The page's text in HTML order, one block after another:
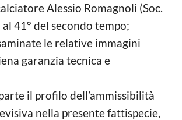
Alessio Romagnoli (Soc.
41° del secondo tempo;
le relative immagini
garanzia tecnica e
il profilo dell’ammissibilità
nella presente fattispecie,